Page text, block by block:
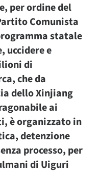
per ordine del
Comunista
statale
uccidere e
di
che da
dello Xinjiang
ai
è organizzato in
detenzione
processo, per
di Uiguri